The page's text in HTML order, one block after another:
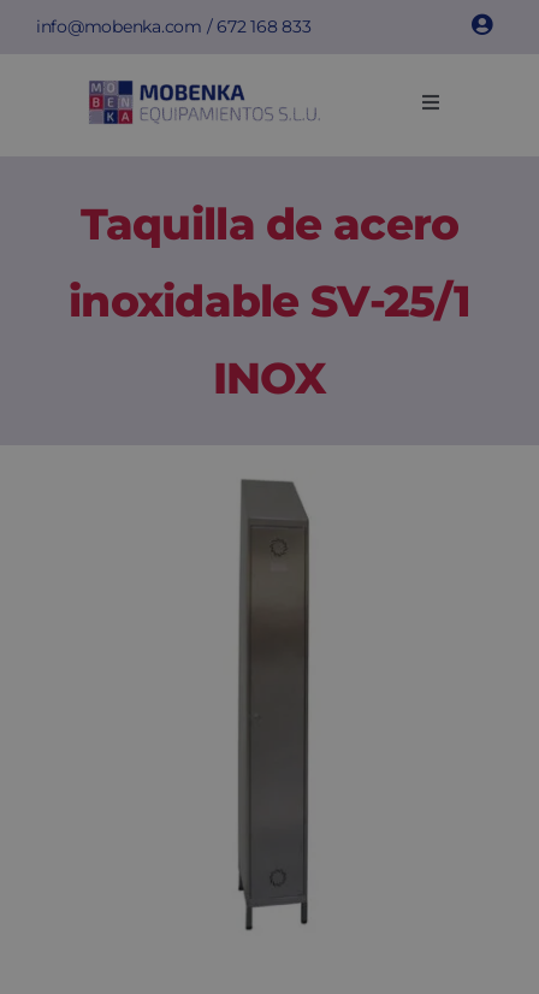
Saltar
contenido
info@mobenka.com /672 168 833
Toggle
Bancos
Instalaciones
Taquilla de acero
inoxidable SV-25/1
INOX